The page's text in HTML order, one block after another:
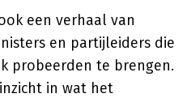
een verhaal van
en partijleiders die
probeerden te brengen.
in wat het